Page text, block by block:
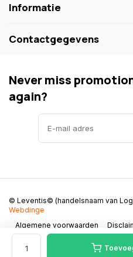
Informatie
Contactgegevens
Never miss
again?
Algemene voorwaarden
© Leventis© (handelsnaam van
Webdinge